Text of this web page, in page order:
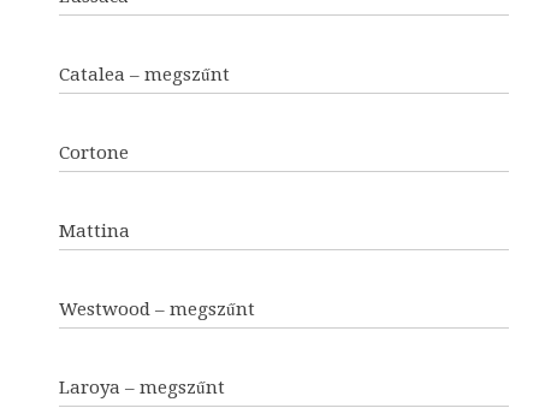
Catalea – megszűnt
Cortone
Mattina
Westwood – megszűnt
Laroya – megszűnt